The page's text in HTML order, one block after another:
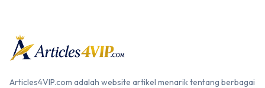
Articles4VIP.com adalah website artikel menarik tentang berbagai